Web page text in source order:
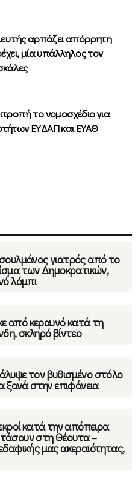
αρπάζει απόρρητη
μία υπάλληλος τον
το νομοσχέδιο για
ΕΥΔΑΠ και ΕΥΑΘ
γιατρός από το
των Δημοκρατικών,
λόμπι
από κεραυνό κατά τη
σκληρό βίντεο
τον βυθισμένο στόλο
ξανά στην επιφάνεια
κατά την απόπειρα
στη Θέουτα –
μας ακεραιότητας,